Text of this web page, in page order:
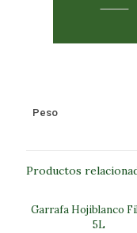
⸻
Peso
Productos
Garrafa Hojiblanco
5L